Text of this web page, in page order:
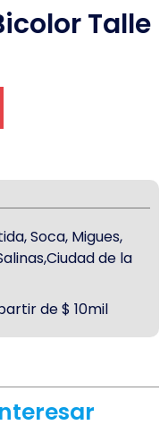
Talle
Soca, Migues,
de la
de $ 10mil